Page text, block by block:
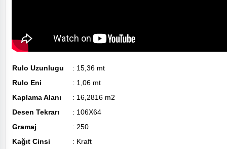
Rulo Uzunlugu
: 15,36 mt
Rulo Eni
: 1,06 mt
Kaplama Alanı
: 16,2816 m2
Desen Tekrarı
: 106X64
Gramaj
: 250
Kağıt Cinsi
: Kraft